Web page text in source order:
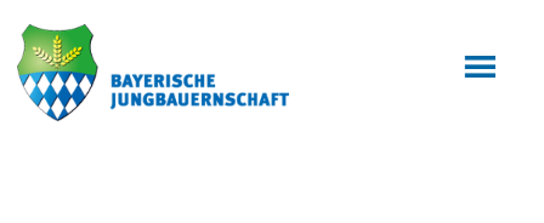
Inhalt
springen
Fußzeile
springen